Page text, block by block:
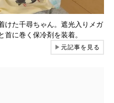
けた千尋ちゃん。遮光入りメガ
に巻く保冷剤を装着。
▶元記事を見る